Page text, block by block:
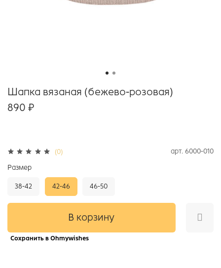
(0) арт. 6000-010
Шапка вязаная (бежево-розовая)
890 ₽
В корзину
Сохранить в Ohmywishes
Размер
38-42 42-46 46-50